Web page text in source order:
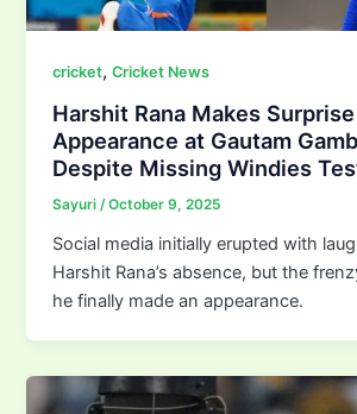
cricket,Cricket News
Harshit Rana Makes Surprise
Appearance at Gautam
Despite Missing Windies
Sayuri /October 9, 2025
Social media initially erupted with
Harshit Rana’s absence, but the
he finally made an appearance.